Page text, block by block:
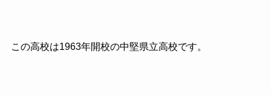
この高校は1963年開校の中堅県立高校です。